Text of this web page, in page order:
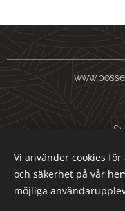
SEK kr
Vi använder cookies
och säkerhet på vår
möjliga